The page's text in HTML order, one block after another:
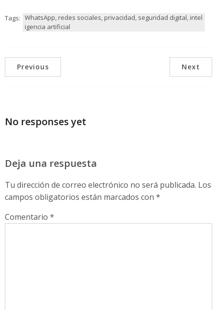
Tags: WhatsApp, redes sociales, privacidad, seguridad digital, intel
igencia artificial
Previous Next
No responses yet
Deja una respuesta
Tu dirección de correo electrónico no será publicada. Los
campos obligatorios están marcados con *
Comentario *